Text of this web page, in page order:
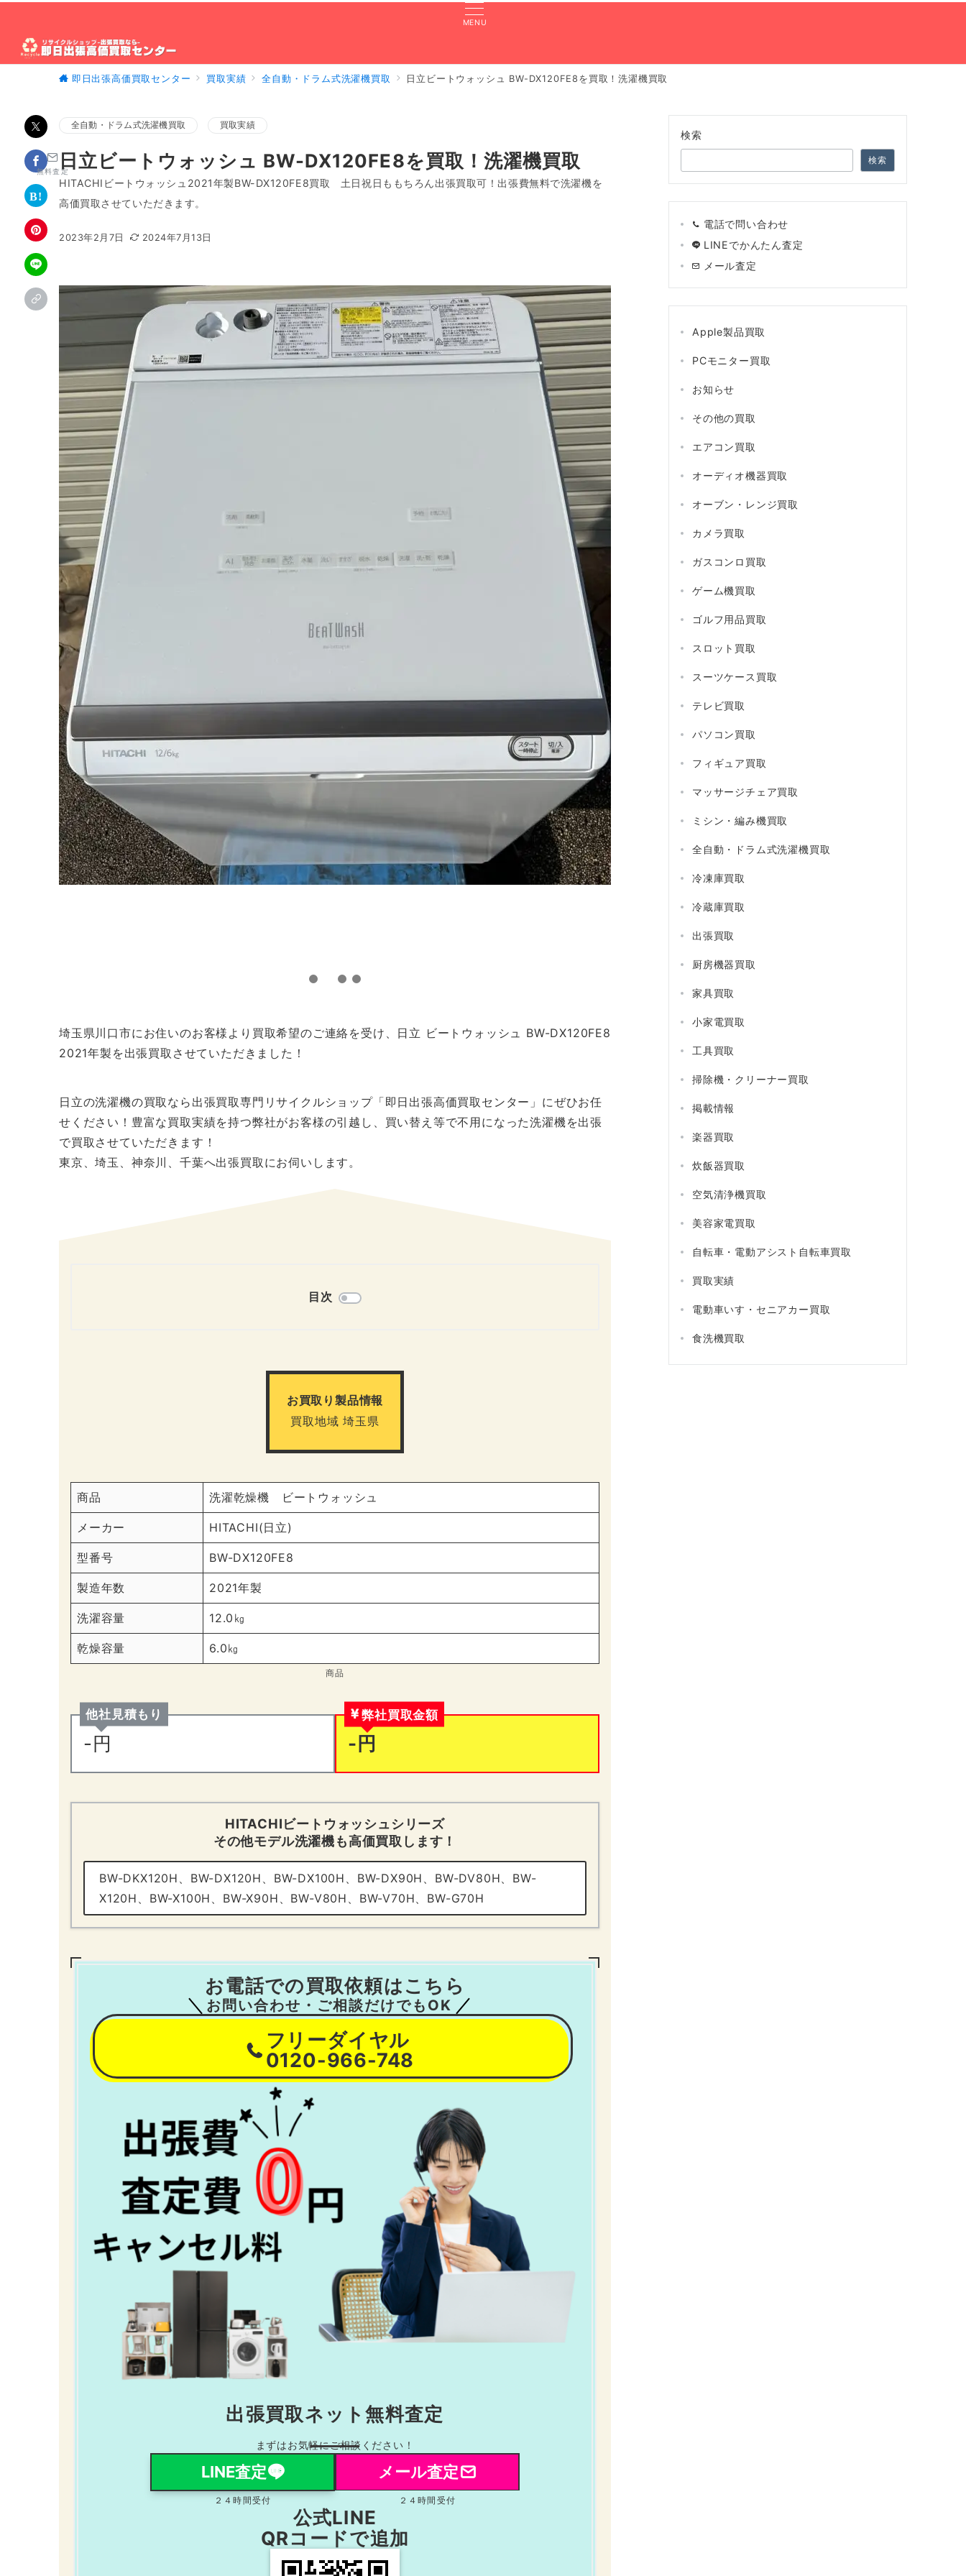
MENU
無料査定
即日出張高価買取センター 買取実績 全自動・ドラム式洗濯機買取 日立ビートウォッシュ BW-DX120FE8を買取！洗濯機買取
全自動・ドラム式洗濯機買取 買取実績
日立ビートウォッシュ BW-DX120FE8を買取！洗濯機買取
HITACHIビートウォッシュ2021年製BW-DX120FE8買取 土日祝日ももちろん出張買取可！出張費無料で洗濯機を
高価買取させていただきます。
2023年2月7日 2024年7月13日
埼玉県川口市にお住いのお客様より買取希望のご連絡を受け、日立 ビートウォッシュ BW-DX120FE8
2021年製を出張買取させていただきました！
日立の洗濯機の買取なら出張買取専門リサイクルショップ「即日出張高価買取センター」にぜひお任
せください！豊富な買取実績を持つ弊社がお客様の引越し、買い替え等で不用になった洗濯機を出張
で買取させていただきます！
東京、埼玉、神奈川、千葉へ出張買取にお伺いします。
目次
お買取り製品情報
買取地域 埼玉県
商品 洗濯乾燥機 ビートウォッシュ
メーカー HITACHI(日立)
型番号 BW-DX120FE8
製造年数 2021年製
洗濯容量 12.0㎏
乾燥容量 6.0㎏
商品
他社見積もり
-円
弊社買取金額
-円
HITACHIビートウォッシュシリーズ
その他モデル洗濯機も高価買取します！
BW-DKX120H、BW-DX120H、BW-DX100H、BW-DX90H、BW-DV80H、BW-
X120H、BW-X100H、BW-X90H、BW-V80H、BW-V70H、BW-G70H
お電話での買取依頼はこちら
お問い合わせ・ご相談だけでもOK
フリーダイヤル
0120-966-748
出張買取ネット無料査定
まずはお気軽にご相談ください！
LINE査定
２４時間受付
メール査定
２４時間受付
公式LINE
QRコードで追加
検索
検索
電話で問い合わせ
LINEでかんたん査定
メール査定
Apple製品買取
PCモニター買取
お知らせ
その他の買取
エアコン買取
オーディオ機器買取
オーブン・レンジ買取
カメラ買取
ガスコンロ買取
ゲーム機買取
ゴルフ用品買取
スロット買取
スーツケース買取
テレビ買取
パソコン買取
フィギュア買取
マッサージチェア買取
ミシン・編み機買取
全自動・ドラム式洗濯機買取
冷凍庫買取
冷蔵庫買取
出張買取
厨房機器買取
家具買取
小家電買取
工具買取
掃除機・クリーナー買取
掲載情報
楽器買取
炊飯器買取
空気清浄機買取
美容家電買取
自転車・電動アシスト自転車買取
買取実績
電動車いす・セニアカー買取
食洗機買取